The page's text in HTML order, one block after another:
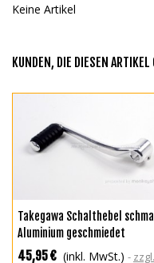
Keine Artikel
KUNDEN, DIE DIESEN
Takegawa Schalthebel schmal
Aluminium geschmiedet
45,95 € (inkl. MwSt.)
zzgl.